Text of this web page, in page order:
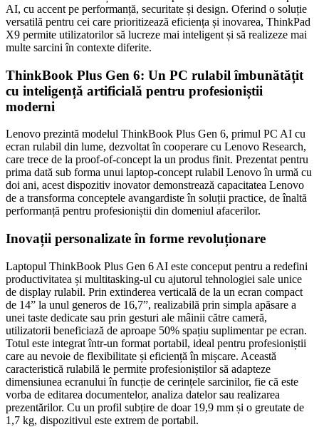
AI, cu accent pe performanță, securitate și design. Oferind o soluție
versatilă pentru cei care prioritizează eficiența și inovarea, ThinkPad
X9 permite utilizatorilor să lucreze mai inteligent și să realizeze mai
multe sarcini în contexte diferite.
ThinkBook Plus Gen 6: Un PC rulabil îmbunătățit
cu inteligență artificială pentru profesioniștii
moderni
Lenovo prezintă modelul ThinkBook Plus Gen 6, primul PC AI cu
ecran rulabil din lume, dezvoltat în cooperare cu Lenovo Research,
care trece de la proof-of-concept la un produs finit. Prezentat pentru
prima dată sub forma unui laptop-concept rulabil Lenovo în urmă cu
doi ani, acest dispozitiv inovator demonstrează capacitatea Lenovo
de a transforma conceptele avangardiste în soluții practice, de înaltă
performanță pentru profesioniștii din domeniul afacerilor.
Inovații personalizate în forme revoluționare
Laptopul ThinkBook Plus Gen 6 AI este conceput pentru a redefini
productivitatea și multitasking-ul cu ajutorul tehnologiei sale unice
de display rulabil. Prin extinderea verticală de la un ecran compact
de 14” la unul generos de 16,7”, realizabilă prin simpla apăsare a
unei taste dedicate sau prin gesturi ale mâinii către cameră,
utilizatorii beneficiază de aproape 50% spațiu suplimentar pe ecran.
Totul este integrat într-un format portabil, ideal pentru profesioniștii
care au nevoie de flexibilitate și eficiență în mișcare. Această
caracteristică rulabilă le permite profesioniștilor să adapteze
dimensiunea ecranului în funcție de cerințele sarcinilor, fie că este
vorba de editarea documentelor, analiza datelor sau realizarea
prezentărilor. Cu un profil subțire de doar 19,9 mm și o greutate de
1,7 kg, dispozitivul este extrem de portabil.